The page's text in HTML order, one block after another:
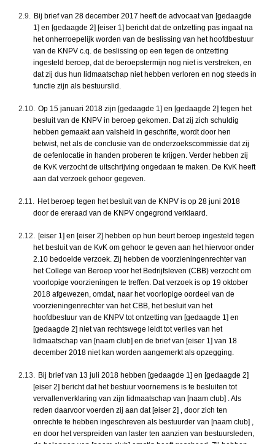
2.9.
Bij brief van 28 december 2017 heeft de advocaat van [gedaagde
1] en [gedaagde 2] [eiser 1] bericht dat de ontzetting pas ingaat na
het onherroepelijk worden van de beslissing van het hoofdbestuur
van de KNPV c.q. de beslissing op een tegen de ontzetting
ingesteld beroep, dat de beroepstermijn nog niet is verstreken, en
dat zij dus hun lidmaatschap niet hebben verloren en nog steeds in
functie zijn als bestuurslid.
2.10. Op 15 januari 2018 zijn [gedaagde 1] en [gedaagde 2] tegen het
besluit van de KNPV in beroep gekomen. Dat zij zich schuldig
hebben gemaakt aan valsheid in geschrifte, wordt door hen
betwist, net als de conclusie van de onderzoekscommissie dat zij
de oefenlocatie in handen proberen te krijgen. Verder hebben zij
de KvK verzocht de uitschrijving ongedaan te maken. De KvK heeft
aan dat verzoek gehoor gegeven.
2.11.
Het beroep tegen het besluit van de KNPV is op 28 juni 2018
door de ereraad van de KNPV ongegrond verklaard.
2.12.
[eiser 1] en [eiser 2] hebben op hun beurt beroep ingesteld tegen
het besluit van de KvK om gehoor te geven aan het hiervoor onder
2.10 bedoelde verzoek. Zij hebben de voorzieningenrechter van
het College van Beroep voor het Bedrijfsleven (CBB) verzocht om
voorlopige voorzieningen te treffen. Dat verzoek is op 19 oktober
2018 afgewezen, omdat, naar het voorlopige oordeel van de
voorzieningenrechter van het CBB, het besluit van het
hoofdbestuur van de KNPV tot ontzetting van [gedaagde 1] en
[gedaagde 2] niet van rechtswege leidt tot verlies van het
lidmaatschap van [naam club] en de brief van [eiser 1] van 18
december 2018 niet kan worden aangemerkt als opzegging.
2.13.
Bij brief van 13 juli 2018 hebben [gedaagde 1] en [gedaagde 2]
[eiser 2] bericht dat het bestuur voornemens is te besluiten tot
vervallenverklaring van zijn lidmaatschap van [naam club] . Als
reden daarvoor voerden zij aan dat [eiser 2] , door zich ten
onrechte te hebben ingeschreven als bestuurder van [naam club] ,
en door het verspreiden van laster ten aanzien van bestuursleden,